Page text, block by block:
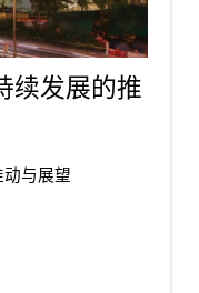
续发展的推
与展望